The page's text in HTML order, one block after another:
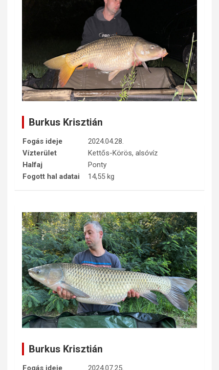
Burkus Krisztián
Fogás ideje
2024.04.28.
Vízterület
Kettős-Körös, alsóvíz
Halfaj
Ponty
Fogott hal adatai
14,55 kg
Burkus Krisztián
Fogás ideje
2024.07.25.